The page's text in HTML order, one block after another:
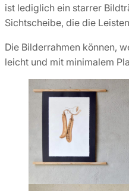
ist lediglich ein starrer
Sichtscheibe, die die
Die Bilderrahmen können,
leicht und mit minimalem